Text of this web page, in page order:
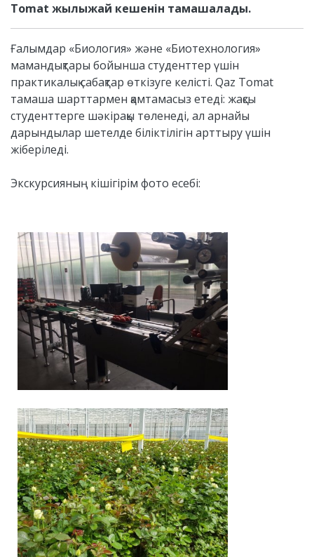
Tomat жылыжай кешенін тамашалады.
Ғалымдар «Биология» және «Биотехнология»
мамандықтары бойынша студенттер үшін
практикалық сабақтар өткізуге келісті. Qaz Tomat
тамаша шарттармен қамтамасыз етеді: жақсы
студенттерге шәкірақы төленеді, ал арнайы
дарындылар шетелде біліктілігін арттыру үшін
жіберіледі.
Экскурсияның кішігірім фото есебі: